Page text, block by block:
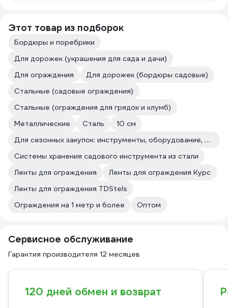
Этот товар из подборок
Бордюры и поребрики
Для дорожек (украшения для сада и дачи)
Для ограждения
Для дорожек (бордюры садовые)
Стальные (садовые ограждения)
Стальные (ограждения для грядок и клумб)
Металлические
Сталь
10 см
Для сезонных закупок: инструменты, оборудование, расходные материалы
Системы хранения садового инструмента из стали
Ленты для ограждения
Ленты для ограждения Курс
Ленты для ограждения TDStels
Ограждения на 1 метр и более
Оптом
Сервисное обслуживание
Гарантия производителя 12 месяцев
120 дней обмен и возврат